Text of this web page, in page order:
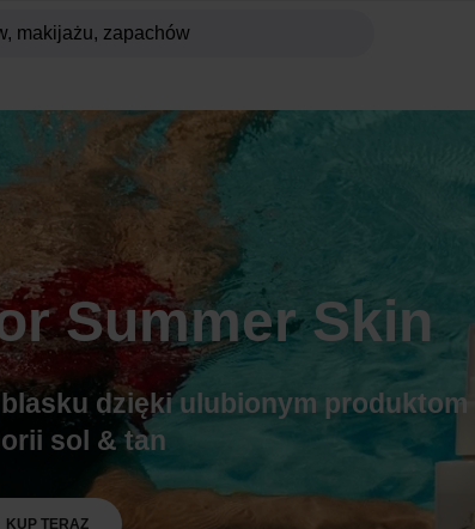
Summer Skin
dzięki ulubionym produktom z
sol & tan
KUP TERAZ